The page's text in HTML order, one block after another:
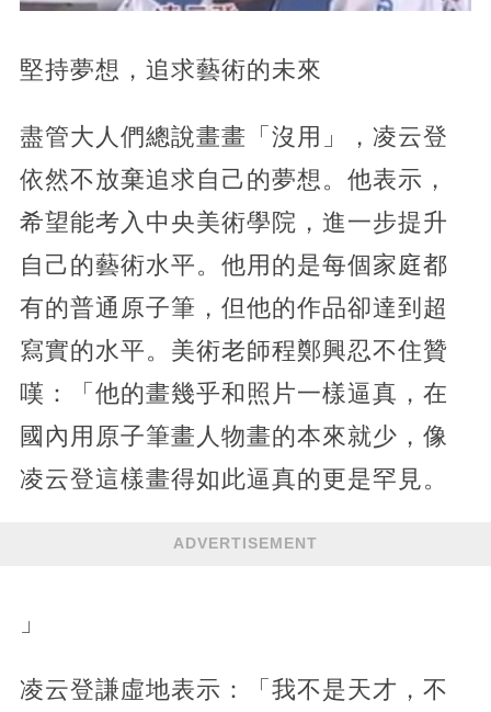
堅持夢想，追求藝術的未來
盡管大人們總說畫畫「沒用」，凌云登
依然不放棄追求自己的夢想。他表示，
希望能考入中央美術學院，進一步提升
自己的藝術水平。他用的是每個家庭都
有的普通原子筆，但他的作品卻達到超
寫實的水平。美術老師程鄭興忍不住贊
嘆：「他的畫幾乎和照片一樣逼真，在
國內用原子筆畫人物畫的本來就少，像
凌云登這樣畫得如此逼真的更是罕見。
ADVERTISEMENT
」
凌云登謙虛地表示：「我不是天才，不